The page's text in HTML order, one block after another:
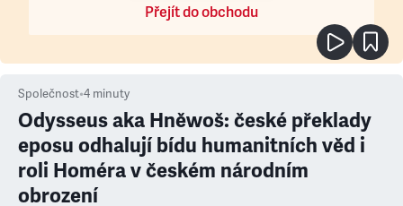
Přejít do obchodu
Společnost•4 minuty
Odysseus aka Hněwoš: české překlady
eposu odhalují bídu humanitních věd i
roli Homéra v českém národním
obrození